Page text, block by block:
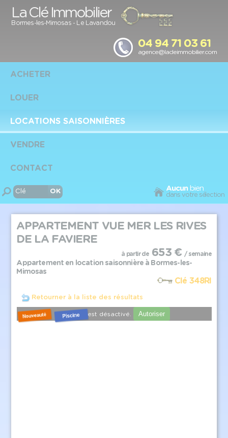
La Clé Immobilier
Bormes-les-Mimosas- Le Lavandou
04 94 71 03 61
agence@lacleimmobilier.com
ACHETER
LOUER
LOCATIONS SAISONNIÈRES
VENDRE
CONTACT
Aucunbien
dans votre sélection
APPARTEMENT VUE MER LES RIVES
DE LA FAVIERE
à partir de653 € / semaine
Appartement en location saisonnière à Bormes-les-
Mimosas
Clé 348RI
Retourner à la liste des résultats
YouTube est désactivé. Autoriser